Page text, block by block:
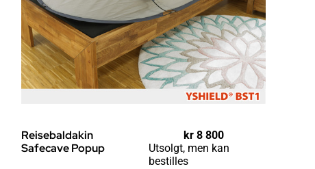
Reisebaldakin
Safecave Popup
kr8 800
Utsolgt, men kan
bestilles